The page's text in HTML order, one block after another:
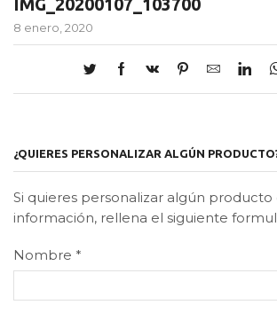
IMG_20200107_103700
8 enero, 2020
¿QUIERES PERSONALIZAR ALGÚN
Si quieres personalizar algún producto
información, rellena el siguiente
Nombre *